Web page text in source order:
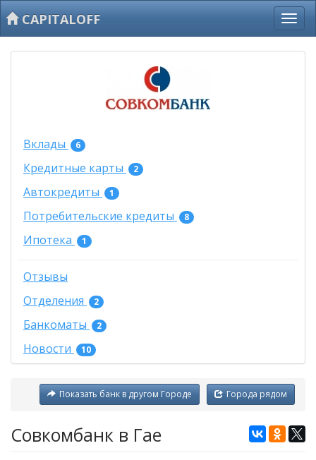
CAPITALOFF
Вклады 6
Кредитные карты 2
Автокредиты 1
Потребительские кредиты 8
Ипотека 1
Отзывы
Отделения
2
Банкоматы 2
Новости 10
Города рядом
Показать банк в другом Городе
Совкомбанк в Гае